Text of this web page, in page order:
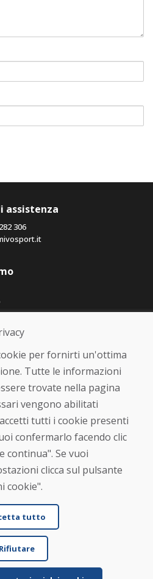
assistenza
306
commerciali
e pagamento
merce
dei dati personali
dai clienti
★★★★
per fornirti un'ottima
Tutte le informazioni
trovate nella pagina
vengono abilitati
tutti i cookie presenti
confermarlo facendo clic
continua". Se vuoi
clicca sul pulsante
cookie".
tutto
Rifiutare